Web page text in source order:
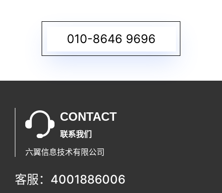
010-8646 9696
CONTACT
联系我们
六翼信息技术有限公司
客服：4001886006